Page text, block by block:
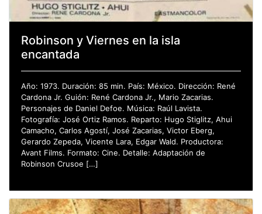
Robinson y Viernes en la isla
encantada
Año: 1973. Duración: 85 min. País: México. Dirección: René
Cardona Jr. Guión: René Cardona Jr., Mario Zacarias.
Personajes de Daniel Defoe. Música: Raúl Lavista.
Fotografía: José Ortiz Ramos. Reparto: Hugo Stiglitz, Ahui
Camacho, Carlos Agostí, José Zacarias, Victor Eberg,
Gerardo Zepeda, Vicente Lara, Edgar Wald. Productora:
Avant Films. Formato: Cine. Detalle: Adaptación de
Robinson Crusoe […]